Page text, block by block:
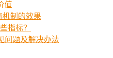
值
机制的效果
指标？
问题及解决办法